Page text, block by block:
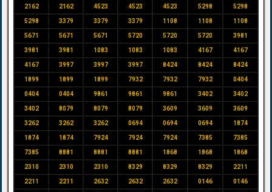
2162 2162 4523 4523 4523 5298 5298
5298 3379 3379 3379 1108 1108 1108
5671 5671 5671 5720 5720 5720 3981
3981 3981 1083 1083 1083 4167 4167
4167 3997 3997 3997 8424 8424 8424
1899 1899 1899 7932 7932 7932 0404
0404 0404 9861 9861 9861 3402 3402
3402 8079 8079 8079 3609 3609 3609
3262 3262 3262 0694 0694 0694 1874
1874 1874 7924 7924 7924 7385 7385
7385 8881 8881 8881 1868 1868 1868
2310 2310 2310 8329 8329 8329 2211
2211 2211 2632 2632 2632 0146 0146